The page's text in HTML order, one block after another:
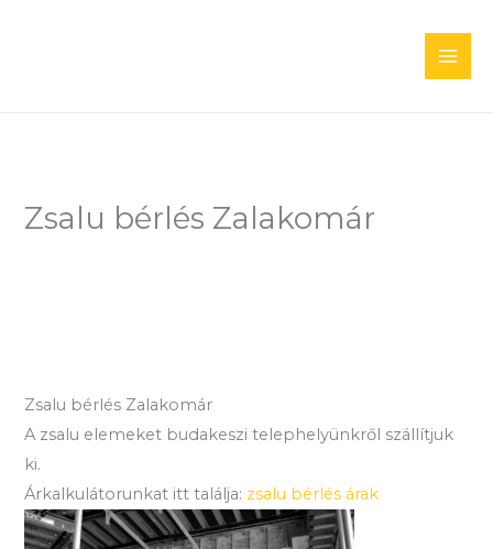
Zsalu bérlés Zalakomár
Zsalu bérlés Zalakomár
A zsalu elemeket budakeszi telephelyünkről szállítjuk
ki.
Árkalkulátorunkat itt találja: zsalu bérlés árak